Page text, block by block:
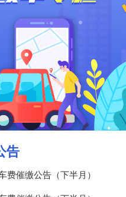
告
费催缴公告（下半月）